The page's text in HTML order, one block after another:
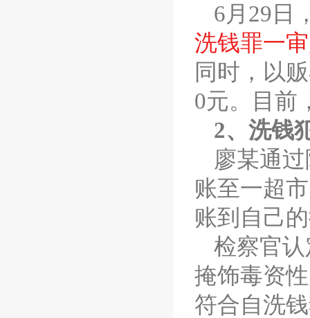
6月29日
洗钱罪一
同时，以
0元。目前
2、洗钱
廖某通
账至一超
账到自己
检察官
掩饰毒资
符合自洗